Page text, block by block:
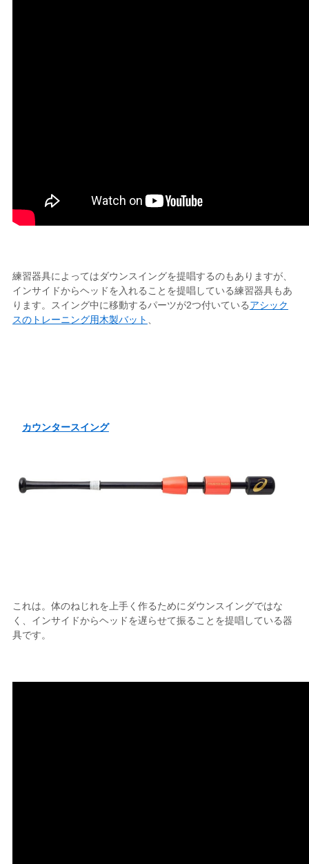
練習器具によってはダウンスイングを提唱するのもありますが、
インサイドからヘッドを入れることを提唱している練習器具もあ
ります。スイング中に移動するパーツが2つ付いているアシック
スのトレーニング用木製バット
カウンタースイング
これは。体のねじれを上手く作るためにダウンスイングではな
く、インサイドからヘッドを遅らせて振ることを提唱している器
具です。